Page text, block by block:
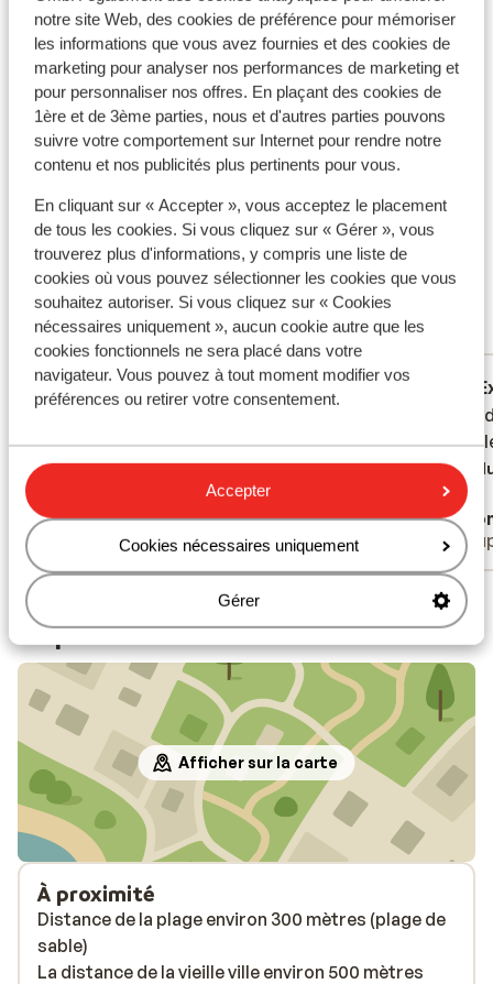
notre site Web, des cookies de préférence pour mémoriser
les informations que vous avez fournies et des cookies de
marketing pour analyser nos performances de marketing et
pour personnaliser nos offres. En plaçant des cookies de
1ère et de 3ème parties, nous et d'autres parties pouvons
suivre votre comportement sur Internet pour rendre notre
contenu et nos publicités plus pertinents pour vous.
En cliquant sur « Accepter », vous acceptez le placement
de tous les cookies. Si vous cliquez sur « Gérer », vous
trouverez plus d'informations, y compris une liste de
cookies où vous pouvez sélectionner les cookies que vous
souhaitez autoriser. Si vous cliquez sur « Cookies
nécessaires uniquement », aucun cookie autre que les
cookies fonctionnels ne sera placé dans votre
navigateur. Vous pouvez à tout moment modifier vos
préférences ou retirer votre consentement.
Accepter
Cookies nécessaires uniquement
Gérer
Infos vol
Certifié durable
Ce que les clients pensent
reflètent fidèlement leur expérience avec notre
produit. En savoir plus sur les avis
9 Excellent
42 avis
Réservé principalement par couples
9.7 Excellent
il y a 2 semaines
Venligt personale. Høj
rengøringsstandard.
Venligt personale. Høj
rengøringsstandard.
Traduire en français (FR)
Anonyme
Couples
men
men
Voir tous les 42 avis
Emplacement
Afficher sur la carte
À proximité
Distance de la plage environ 300 mètres (plage de
sable)
La distance de la vieille ville environ 500 mètres